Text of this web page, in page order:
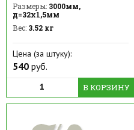
Размеры: 3000мм,
д=32х1,5мм
Вес: 3.52 кг
Цена (за штуку):
540 руб.
В КОРЗИНУ